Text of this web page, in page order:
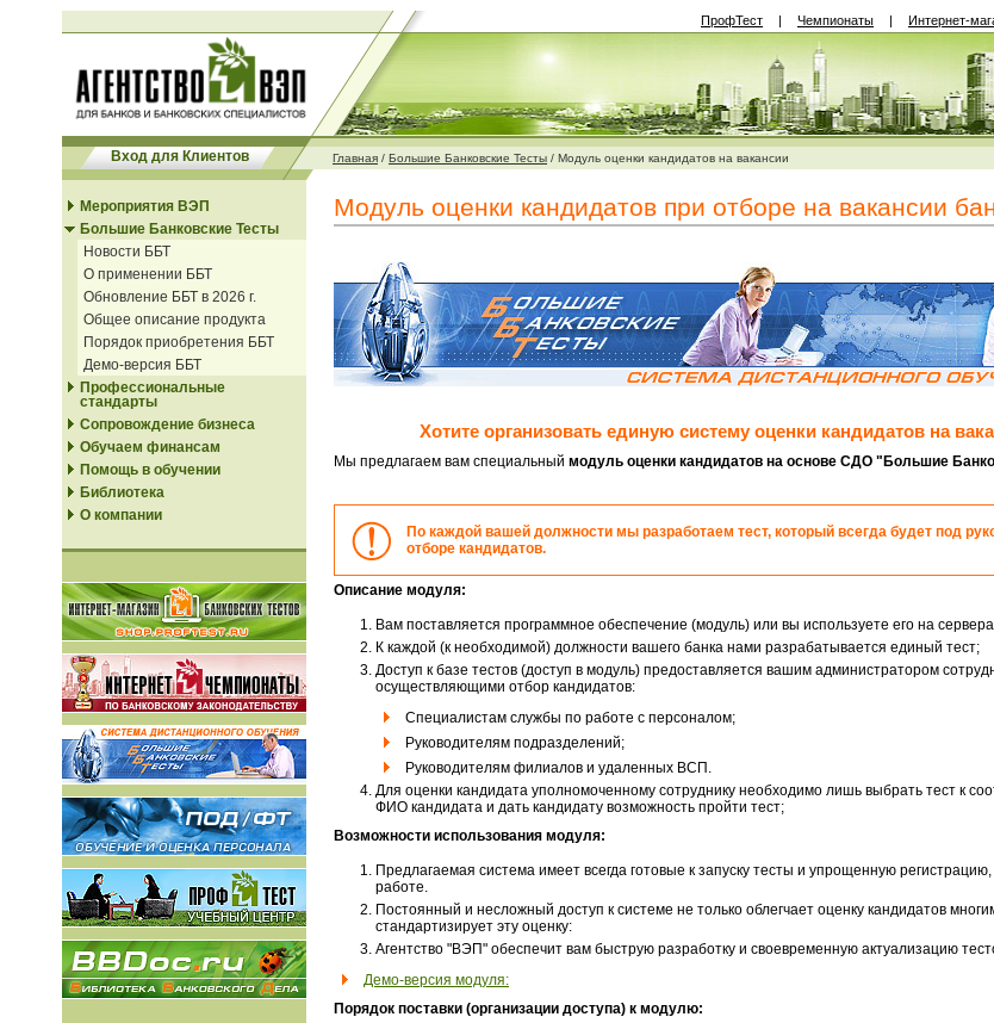
ПрофТест | Чемпионаты | Интернет-
Вход для Клиентов Главная / Большие Банковские Тесты / Модуль оценки кандидатов на вакансии
Мероприятия ВЭП
Большие Банковские Тесты
Новости ББТ
О применении ББТ
Обновление ББТ в 2026 г.
Общее описание продукта
Порядок приобретения ББТ
Демо-версия ББТ
Профессиональные
стандарты
Сопровождение бизнеса
Обучаем финансам
Помощь в обучении
Библиотека
О компании
Модуль оценки кандидатов при отборе на вакансии
Хотите организовать единую систему оценки кандидатов на
Мы предлагаем вам специальный модуль оценки кандидатов на основе СДО "Большие
По каждой вашей должности мы разработаем тест, который всегда будет под
отборе кандидатов.
Описание модуля:
Вам поставляется программное обеспечение (модуль) или вы используете его на
К каждой (к необходимой) должности вашего банка нами разрабатывается единый тест;
Доступ к базе тестов (доступ в модуль) предоставляется вашим администратором
осуществляющими отбор кандидатов:
Специалистам службы по работе с персоналом;
Руководителям подразделений;
Руководителям филиалов и удаленных ВСП.
Для оценки кандидата уполномоченному сотруднику необходимо лишь выбрать тест к
ФИО кандидата и дать кандидату возможность пройти тест;
Возможности использования модуля:
Предлагаемая система имеет всегда готовые к запуску тесты и упрощенную
работе.
Постоянный и несложный доступ к системе не только облегчает оценку кандидатов
стандартизирует эту оценку:
Агентство "ВЭП" обеспечит вам быструю разработку и своевременную актуализацию
Демо-версия модуля:
Порядок поставки (организации доступа) к модулю: